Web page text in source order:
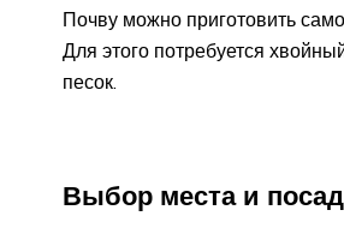
Почву можно приготовить
Для этого потребуется
песок.
Выбор места и